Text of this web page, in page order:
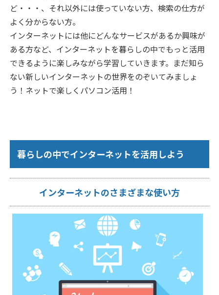
ど・・・、それ以外には使っていない方、検索の仕方が
よく分からない方。
インターネットには他にどんなサービスがあるか興味が
ある方など、インターネットを暮らしの中でもっと活用
できるように楽しみながら学習していきます。まだ知ら
ない新しいインターネットの世界をのぞいてみましょ
う！ネットで楽しくパソコン活用！
暮らしの中でインターネットを活用しよう
インターネットのさまざまな使い方